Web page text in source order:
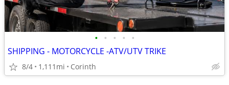
• • • • •
SHIPPING - MOTORCYCLE -ATV/UTV TRIKE
8/4 1,111mi Corinth